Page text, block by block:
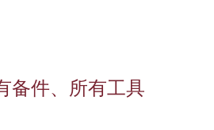
备件、所有工具